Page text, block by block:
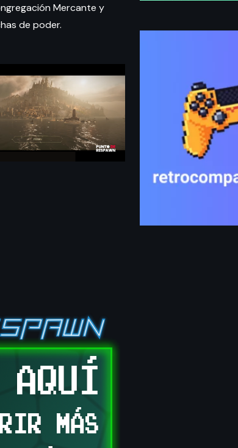
Mercante y
de poder.